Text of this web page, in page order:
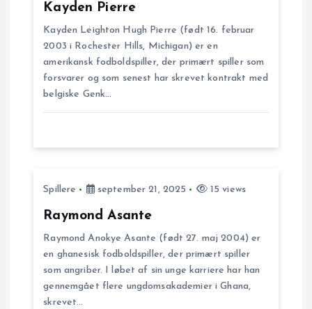
Kayden Pierre
Kayden Leighton Hugh Pierre (født 16. februar
2003 i Rochester Hills, Michigan) er en
amerikansk fodboldspiller, der primært spiller som
forsvarer og som senest har skrevet kontrakt med
belgiske Genk…
Spillere september 21, 2025 15 views
Raymond Asante
Raymond Anokye Asante (født 27. maj 2004) er
en ghanesisk fodboldspiller, der primært spiller
som angriber. I løbet af sin unge karriere har han
gennemgået flere ungdomsakademier i Ghana,
skrevet…